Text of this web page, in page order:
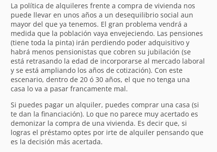
La política de alquileres frente a compra de vivienda nos
puede llevar en unos años a un desequilibrio social aun
mayor del que ya tenemos. El gran problema vendrá a
medida que la población vaya envejeciendo. Las pensiones
(tiene toda la pinta) irán perdiendo poder adquisitivo y
habrá menos pensionistas que cobren su jubilación (se
está retrasando la edad de incorporarse al mercado laboral
y se está ampliando los años de cotización). Con este
escenario, dentro de 20 ó 30 años, el que no tenga una
casa lo va a pasar francamente mal.
Si puedes pagar un alquiler, puedes comprar una casa (si
te dan la financiación). Lo que no parece muy acertado es
demonizar la compra de una vivienda. Es decir que, si
logras el préstamo optes por irte de alquiler pensando que
es la decisión más acertada.